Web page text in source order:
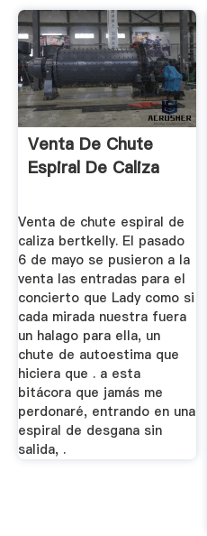
Venta De Chute
Espiral De Caliza
Venta de chute espiral de
caliza bertkelly. El pasado
6 de mayo se pusieron a la
venta las entradas para el
concierto que Lady como si
cada mirada nuestra fuera
un halago para ella, un
chute de autoestima que
hiciera que . a esta
bitácora que jamás me
perdonaré, entrando en una
espiral de desgana sin
salida, .